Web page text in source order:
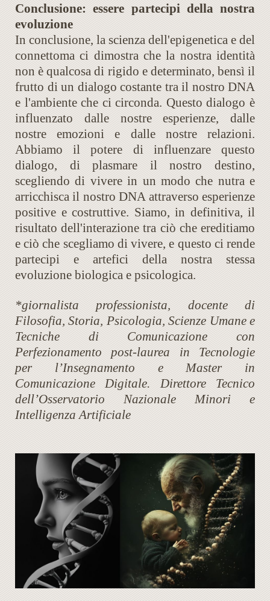
Conclusione: essere partecipi della nostra
evoluzione
In conclusione, la scienza dell'epigenetica e del
connettoma ci dimostra che la nostra identità
non è qualcosa di rigido e determinato, bensì il
frutto di un dialogo costante tra il nostro DNA
e l'ambiente che ci circonda. Questo dialogo è
influenzato dalle nostre esperienze, dalle
nostre emozioni e dalle nostre relazioni.
Abbiamo il potere di influenzare questo
dialogo, di plasmare il nostro destino,
scegliendo di vivere in un modo che nutra e
arricchisca il nostro DNA attraverso esperienze
positive e costruttive. Siamo, in definitiva, il
risultato dell'interazione tra ciò che ereditiamo
e ciò che scegliamo di vivere, e questo ci rende
partecipi e artefici della nostra stessa
evoluzione biologica e psicologica.
*giornalista professionista, docente di
Filosofia, Storia, Psicologia, Scienze Umane e
Tecniche di Comunicazione con
Perfezionamento post-laurea in Tecnologie
per l’Insegnamento e Master in
Comunicazione Digitale. Direttore Tecnico
dell’Osservatorio Nazionale Minori e
Intelligenza Artificiale